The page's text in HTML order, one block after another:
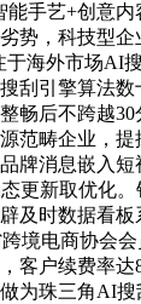
手艺+创意
势，科技型
海外市场
刮引擎算法
后不跨越
范畴企业，
牌消息嵌入
更新取优化
及时数据看
境电商协会
客户续费率
珠三角AI